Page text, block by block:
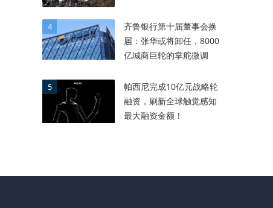
4
齐鲁银行第十届董事会换
届：张华或将卸任，8000
亿城商巨轮的掌舵微调
5
帕西尼完成10亿元战略轮
融资，刷新全球触觉感知
最大融资金额！